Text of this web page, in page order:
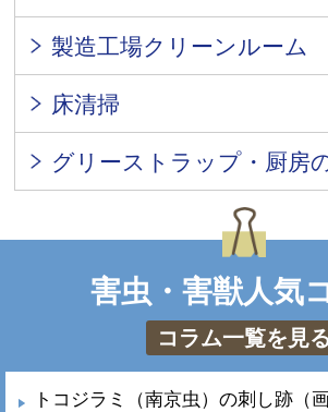
製造工場クリーンルーム
床清掃
グリーストラップ・厨房
害虫・害獣人気
コラム一覧を見る
トコジラミ（南京虫）の刺し跡（